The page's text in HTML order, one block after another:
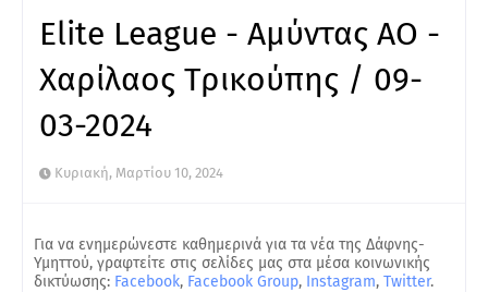
Elite League - Αμύντας ΑΟ -
Χαρίλαος Τρικούπης / 09-
03-2024
Κυριακή, Μαρτίου 10, 2024
Για να ενημερώνεστε καθημερινά για τα νέα της Δάφνης-
Υμηττού, γραφτείτε στις σελίδες μας στα μέσα κοινωνικής
δικτύωσης: Facebook, Facebook Group, Instagram, Twitter.